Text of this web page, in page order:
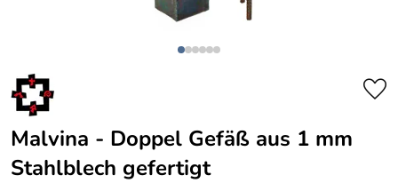
Malvina - Doppel Gefäß aus 1 mm
Stahlblech gefertigt